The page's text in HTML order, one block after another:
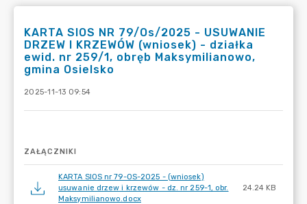
KARTA SIOS NR 79/Os/2025 - USUWANIE
DRZEW I KRZEWÓW (wniosek) - działka
ewid. nr 259/1, obręb Maksymilianowo,
gmina Osielsko
2025-11-13 09:54
ZAŁĄCZNIKI
KARTA SIOS nr 79-OS-2025 - (wniosek)
usuwanie drzew i krzewów - dz. nr 259-1, obr.
Maksymilianowo.docx
24.24 KB